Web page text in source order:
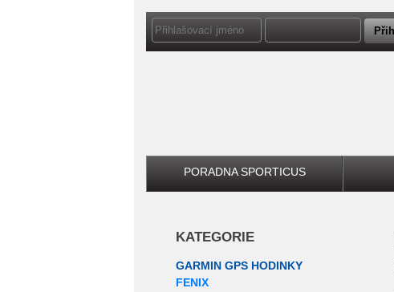
PORADNA SPORTICUS
KATEGORIE
GARMIN GPS HODINKY
FENIX